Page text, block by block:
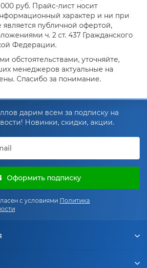
000 руб. Прайс-лист носит
характер и ни при
является публичной офертой,
ч. 2 ст. 437 Гражданского
Федерации.
обстоятельствами, уточняйте,
менеджеров актуальные на
Спасибо за понимание.
дарим всем за подписку на
Новинки, скидки, акции.
Оформить подписку
с условиями Политика